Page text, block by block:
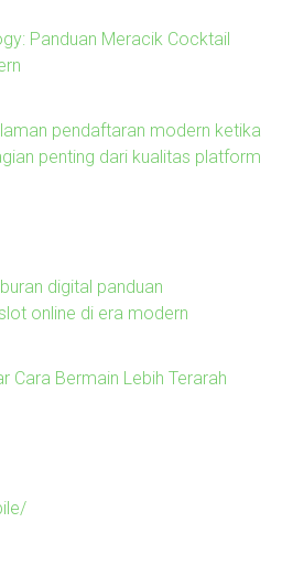
Panduan Meracik Cocktail
pendaftaran modern ketika
penting dari kualitas platform
digital panduan
online di era modern
Cara Bermain Lebih Terarah